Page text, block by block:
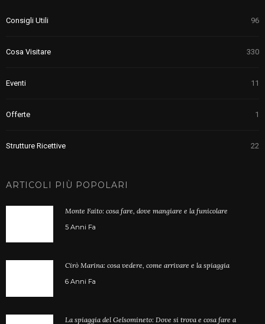
Consigli Utili 96
Cosa Visitare 330
Eventi 11
Offerte 1
Strutture Ricettive 22
ARTICOLI PIÙ POPOLARI
Monte Faito: cosa fare, dove mangiare e la funicolare
5 Anni Fa
Cirò Marina: cosa vedere, come arrivare e la spiaggia
6 Anni Fa
La spiaggia del Gelsomineto: Dove si trova e cosa fare a